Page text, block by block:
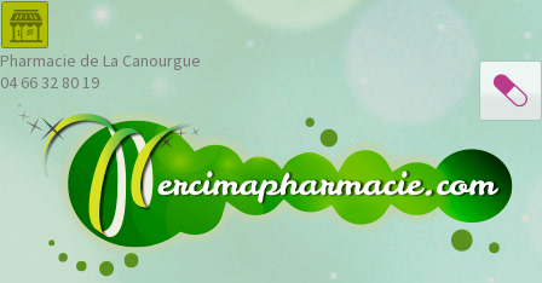
Pharmacie de La Canourgue
04 66 32 80 19